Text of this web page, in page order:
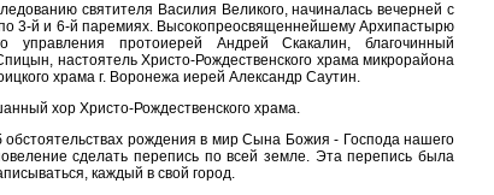
святителя Василия Великого, начиналась вечерней с
3-й и 6-й паремиях. Высокопреосвященнейшему Архипастырю
управления протоиерей Андрей Скакалин, благочинный
настоятель Христо-Рождественского храма микрорайона
храма г. Воронежа иерей Александр Саутин.
хор Христо-Рождественского храма.
обстоятельствах рождения в мир Сына Божия - Господа нашего
сделать перепись по всей земле. Эта перепись была
каждый в свой город.